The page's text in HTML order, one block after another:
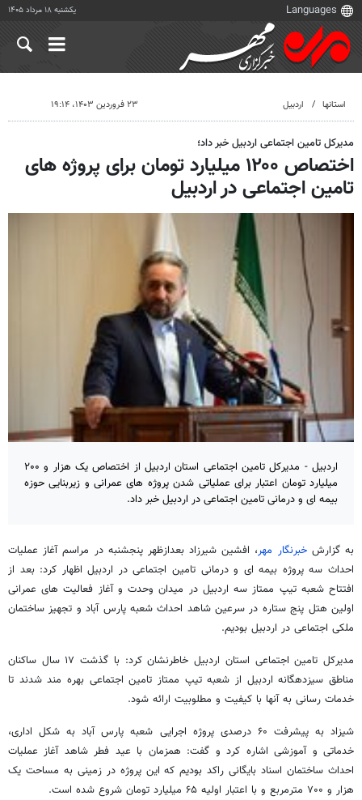
یکشنبه ۱۸ مرداد ۱۴۰۵
استانها اردبیل ۲۳ فروردین ۱۴۰۳، ۱۹:۱۴
مدیرکل تامین اجتماعی اردبیل خبر داد؛
اختصاص ۱۲۰۰ میلیارد تومان برای پروژه های
تامین اجتماعی در اردبیل
اردبیل - مدیرکل تامین اجتماعی استان اردبیل از اختصاص یک هزار و ۲۰۰
میلیارد تومان اعتبار برای عملیاتی شدن پروژه های عمرانی و زیربنایی حوزه
بیمه ای و درمانی تامین اجتماعی در اردبیل خبر داد.
به گزارشخبرنگار مهر، افشین شیرزاد بعدازظهر پنجشنبه در مراسم آغاز عملیات
احداث سه پروژه بیمه ای و درمانی تامین اجتماعی در اردبیل اظهار کرد: بعد از
افتتاح شعبه تیپ ممتاز سه اردبیل در میدان وحدت و آغاز فعالیت های عمرانی
اولین هتل پنج ستاره در سرعین شاهد احداث شعبه پارس آباد و تجهیز ساختمان
ملکی اجتماعی در اردبیل بودیم.
مدیرکل تامین اجتماعی استان اردبیل خاطرنشان کرد: با گذشت ۱۷ سال ساکنان
مناطق سیزدهگانه اردبیل از شعبه تیپ ممتاز تامین اجتماعی بهره مند شدند تا
خدمات رسانی به آنها با کیفیت و مطلوبیت ارائه شود.
شیزاد به پیشرفت ۶۰ درصدی پروژه اجرایی شعبه پارس آباد به شکل اداری،
خدماتی و آموزشی اشاره کرد و گفت: همزمان با عید فطر شاهد آغاز عملیات
احداث ساختمان اسناد بایگانی راکد بودیم که این پروژه در زمینی به مساحت یک
هزار و ۷۰۰ مترمربع و با اعتبار اولیه ۶۵ میلیارد تومان شروع شده است.